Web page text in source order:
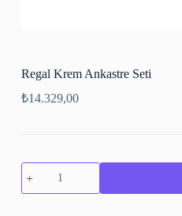
Regal Krem Ankastre Seti
₺14.329,00